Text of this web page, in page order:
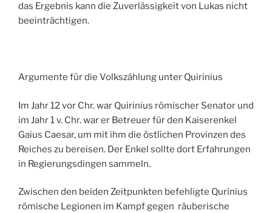
das Ergebnis kann die Zuverlässigkeit von Lukas nicht
beeinträchtigen.
Argumente für die Volkszählung unter Quirinius
Im Jahr 12 vor Chr. war Quirinius römischer Senator und
im Jahr 1 v. Chr. war er Betreuer für den Kaiserenkel
Gaius Caesar, um mit ihm die östlichen Provinzen des
Reiches zu bereisen. Der Enkel sollte dort Erfahrungen
in Regierungsdingen sammeln.
Zwischen den beiden Zeitpunkten befehligte Qurinius
römische Legionen im Kampf gegen räuberische